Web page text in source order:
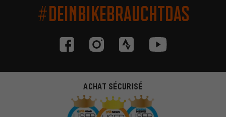
#DEINBIKEBRAUCHTDAS
ACHAT SÉCURISÉ